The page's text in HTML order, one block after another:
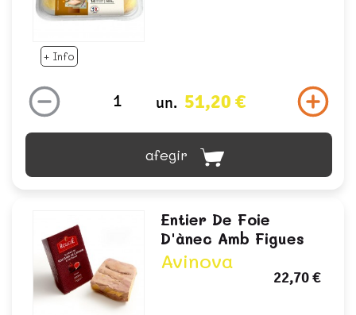
+ Info
un. 51,20 €
afegir
Entier De Foie
D'ànec Amb Figues
Avinova
22,70 €